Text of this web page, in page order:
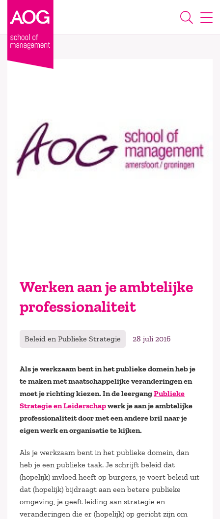
Werken aan je ambtelijke
professionaliteit
Beleid en Publieke Strategie 28 juli 2016
Als je werkzaam bent in het publieke domein heb je
te maken met maatschappelijke veranderingen en
moet je richting kiezen. In de leergangPublieke
Strategie en Leiderschapwerk je aan je ambtelijke
professionaliteit door met een andere bril naar je
eigen werk en organisatie te kijken.
Als je werkzaam bent in het publieke domein, dan
heb je een publieke taak. Je schrijft beleid dat
(hopelijk) invloed heeft op burgers, je voert beleid uit
dat (hopelijk) bijdraagt aan een betere publieke
omgeving, je geeft leiding aan strategie en
veranderingen die er (hopelijk) op gericht zijn om